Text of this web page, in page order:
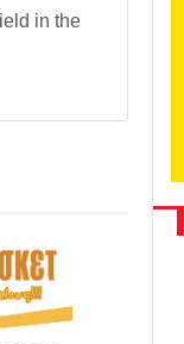
in the